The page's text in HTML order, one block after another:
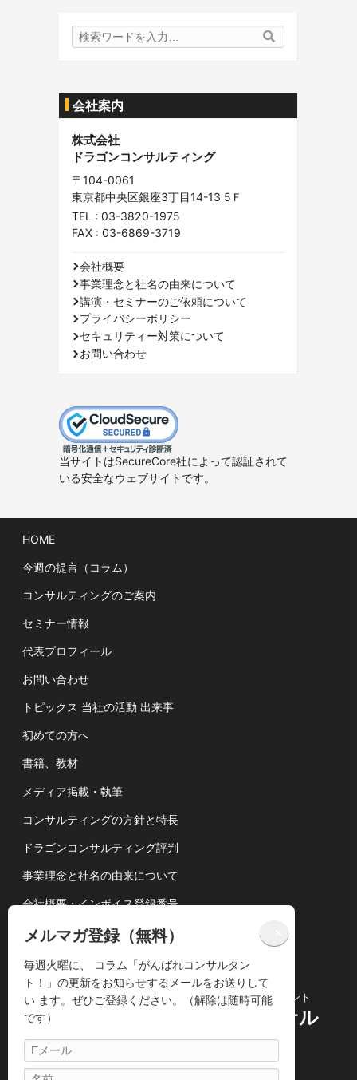
検
索
会社案内
株式会社
ドラゴンコンサルティング
〒104-0061
東京都中央区銀座3丁目14-13 5Ｆ
TEL : 03-3820-1975
FAX : 03-6869-3719
会社概要
事業理念と社名の由来について
講演・セミナーのご依頼について
プライバシーポリシー
セキュリティー対策について
お問い合わせ
当サイトはSecureCore社によって認証されて
いる安全なウェブサイトです。
HOME
今週の提言（コラム）
コンサルティングのご案内
セミナー情報
代表プロフィール
お問い合わせ
トピックス 当社の活動 出来事
初めての方へ
書籍、教材
メディア掲載・執筆
コンサルティングの方針と特長
ドラゴンコンサルティング評判
事業理念と社名の由来について
会社概要・インボイス登録番号
講演依頼について
個人情報の取扱いについて
コンサルティングビジネス専門のコンサルタント
株式会社ドラゴンコンサル
ティング
メルマガ登録（無料）
毎週火曜に、 コラム「がんばれコンサルタン
ト！」の更新をお知らせするメールをお送りして
い ます。ぜひご登録ください。（解除は随時可能
です）